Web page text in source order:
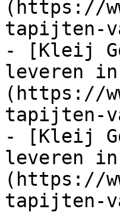
(https://
tapijten-
- [Kleij
leveren in
(https://
tapijten-
- [Kleij
leveren in
(https://
tapijten-